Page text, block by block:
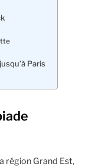
Paris
région Grand Est,